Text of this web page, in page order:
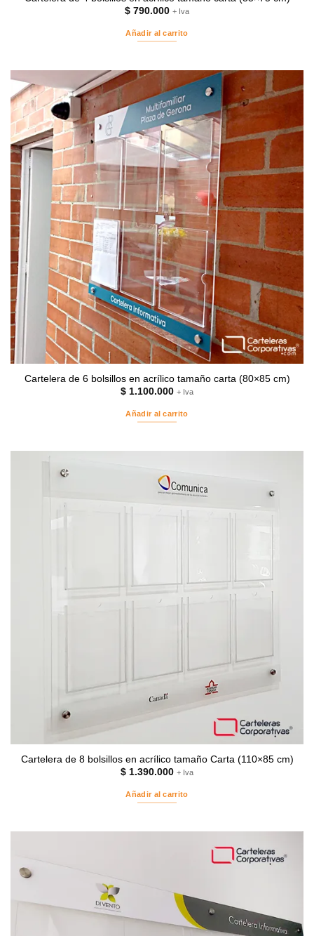
$ 790.000 + Iva
Añadir al carrito
Cartelera de 6 bolsillos en acrílico tamaño carta (80×85 cm)
$ 1.100.000 + Iva
Añadir al carrito
Cartelera de 8 bolsillos en acrílico tamaño Carta (110×85 cm)
$ 1.390.000 + Iva
Añadir al carrito